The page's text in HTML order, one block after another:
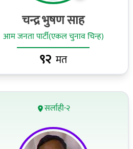
चन्द्र भुषण साह
आम जनता पार्टी(एकल चुनाव चिन्ह)
९२ मत
सर्लाही-२